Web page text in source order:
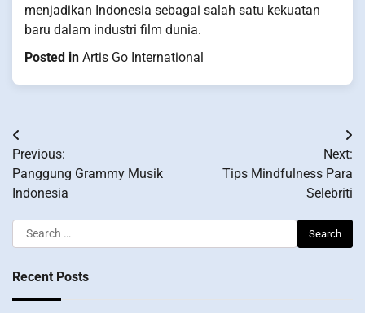
menjadikan Indonesia sebagai salah satu kekuatan
baru dalam industri film dunia.
Posted in Artis Go International
Post
navigation
Previous:
Panggung Grammy Musik
Indonesia
Next:
Tips Mindfulness Para
Selebriti
Search
for:
Recent Posts